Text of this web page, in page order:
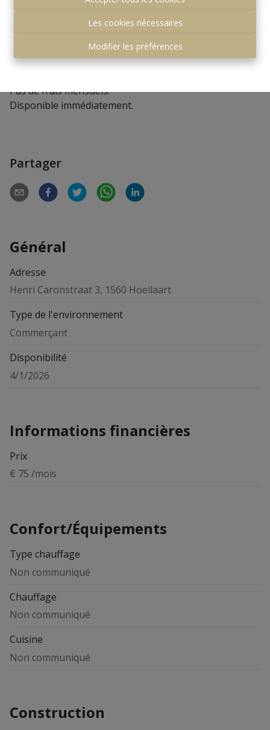
Les cookies nécessaires
Modifier les préférences
LOUE !!!!!! Emplacement de parking souterrain pour 1
Pas de frais mensuels.
Disponible immédiatement.
Partager
Général
Adresse
Henri Caronstraat 3, 1560 Hoeilaart
Type de l'environnement
Commerçant
Disponibilité
4/1/2026
Informations financières
Prix
€ 75 /mois
Confort/Équipements
Type chauffage
Non communiqué
Chauffage
Non communiqué
Cuisine
Non communiqué
Construction